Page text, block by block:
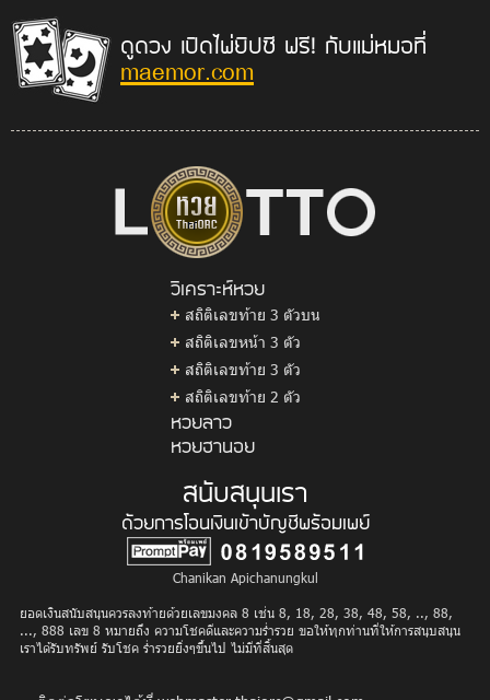
ดูดวง เปิดไพ่ยิปซี ฟรี! กับแม่หมอที่
maemor.com
วิเคราะห์หวย
สถิติเลขท้าย 3 ตัวบน
สถิติเลขหน้า 3 ตัว
สถิติเลขท้าย 3 ตัว
สถิติเลขท้าย 2 ตัว
หวยลาว
หวยฮานอย
สนับสนุนเรา
ด้วยการโอนเงินเข้าบัญชีพร้อมเพย์
Chanikan Apichanungkul
ยอดเงินสนับสนุนควรลงท้ายด้วยเลขมงคล 8 เช่น 8, 18, 28, 38, 48, 58, .., 88,
..., 888 เลข 8 หมายถึง ความโชคดีและความร่ำรวย ขอให้ทุกท่านที่ให้การสนุบสนุน
เราได้รับทรัพย์ รับโชค ร่ำรวยยิ่งๆขึ้นไป ไม่มีที่สิ้นสุด